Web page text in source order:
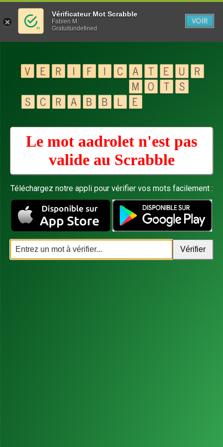
Le mot aadrolet n'est pas
valide au Scrabble
Téléchargez notre appli pour vérifier vos mots facilement :
Vérificateur Mot Scrabble
Fabien M
Gratuitundefined
VOIR